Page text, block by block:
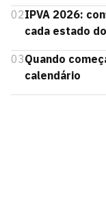
02IPVA 2026:
cada estado
03Quando
calendário